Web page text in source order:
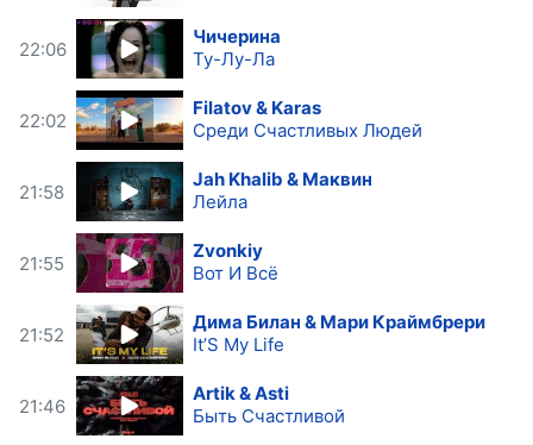
22:06
Чичерина
Ту-Лу-Ла
22:02
Filatov & Karas
Среди Счастливых Людей
21:58
Jah Khalib & Маквин
Лейла
21:55
Zvonkiy
Вот И Всё
21:52
Дима Билан & Мари Краймбрери
It’S My Life
21:46
Artik & Asti
Быть Счастливой